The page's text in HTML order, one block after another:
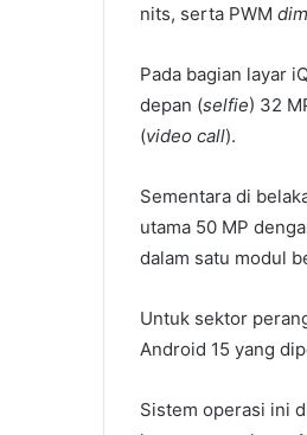
nits, serta PWM
Pada bagian layar
depan (selfie) 32
(video call).
Sementara di
utama 50 MP
dalam satu modul
Untuk sektor
Android 15 yang
Sistem operasi ini